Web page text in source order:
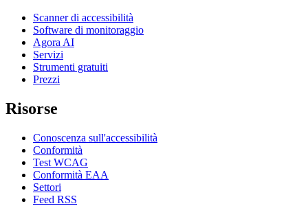
Scanner di accessibilità
Software di monitoraggio
Agora AI
Servizi
Strumenti gratuiti
Prezzi
Risorse
Conoscenza sull'accessibilità
Conformità
Test WCAG
Conformità EAA
Settori
Feed RSS